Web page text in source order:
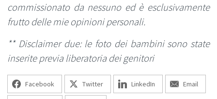
commissionato da nessuno ed è esclusivamente
frutto delle mie opinioni personali.
** Disclaimer due: le foto dei bambini sono state
inserite previa liberatoria dei genitori
Facebook Twitter LinkedIn Email